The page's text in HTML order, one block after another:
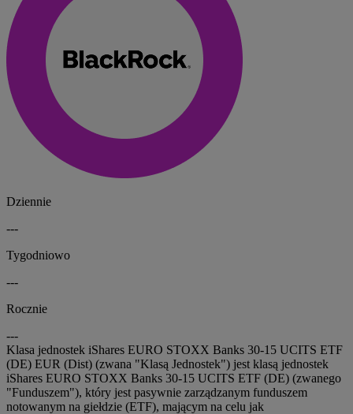
Dziennie
---
Tygodniowo
---
Rocznie
---
Klasa jednostek iShares EURO STOXX Banks 30-15 UCITS ETF
(DE) EUR (Dist) (zwana "Klasą Jednostek") jest klasą jednostek
iShares EURO STOXX Banks 30-15 UCITS ETF (DE) (zwanego
"Funduszem"), który jest pasywnie zarządzanym funduszem
notowanym na giełdzie (ETF), mającym na celu jak